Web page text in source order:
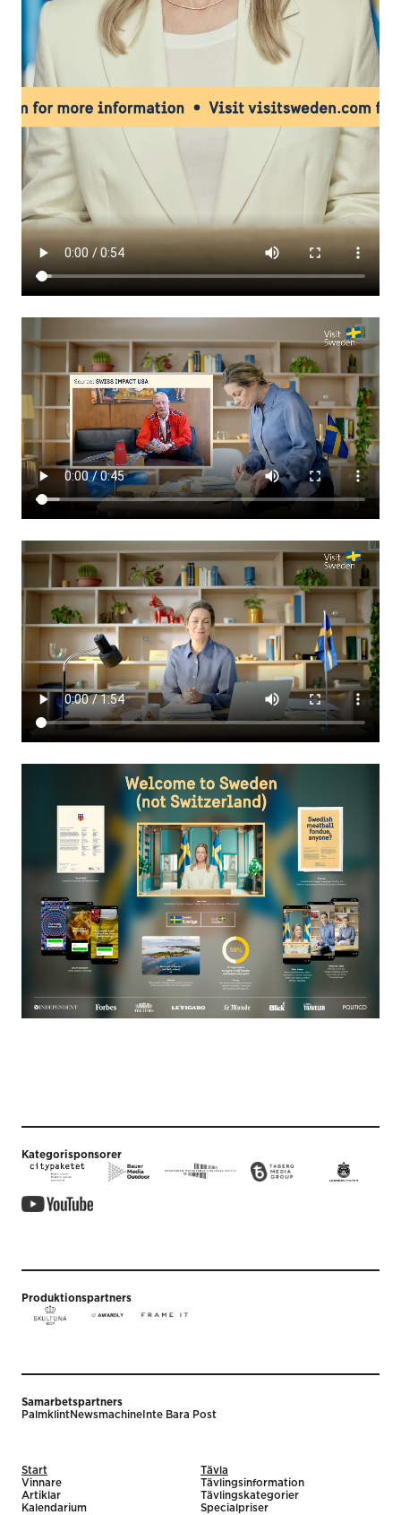
Kategorisponsorer
Produktionspartners
Samarbetspartners
PalmklintNewsmachine Inte Bara Post
Start
Vinnare
Artiklar
Kalendarium
Tävla
Tävlingsinformation
Tävlingskategorier
Specialpriser